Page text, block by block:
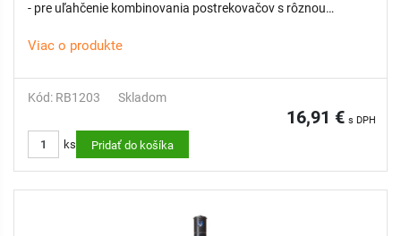
- pre uľahčenie kombinovania postrekovačov s rôznou
- väčšie kvapky zaručia účinné a rovnomerné zavlažovanie po
tieto telesá doplniť o spätný ventil SAM, ktorý zabráni
prevýšenia 2,1 m
Viac o produkte
Kód: RB1203 Skladom
16,91 € s DPH
ks Pridať do košíka